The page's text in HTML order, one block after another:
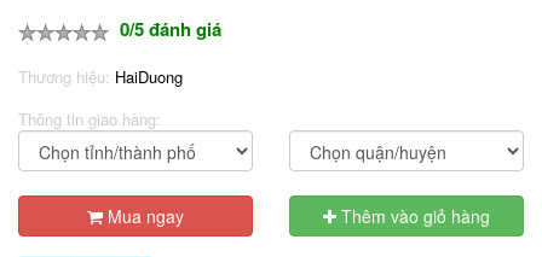
0/5 đánh giá
Thương hiệu: HaiDuong
Thông tin giao hàng:
Mua ngay Thêm vào giỏ hàng